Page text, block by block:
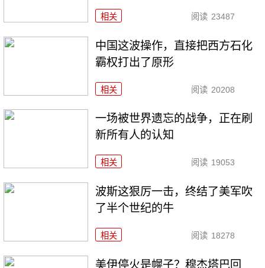
相关 阅读 23487
中国这波操作，直接把西方石化
霸权打出了原形
相关 阅读 20208
一场被世界遗忘的战争，正在刷
新所有人的认知
相关 阅读 19053
波斯这狠厉一击，终结了美军吹
了半个世纪的牛
相关 阅读 18278
美伊停火是幌子？穆杰塔巴回